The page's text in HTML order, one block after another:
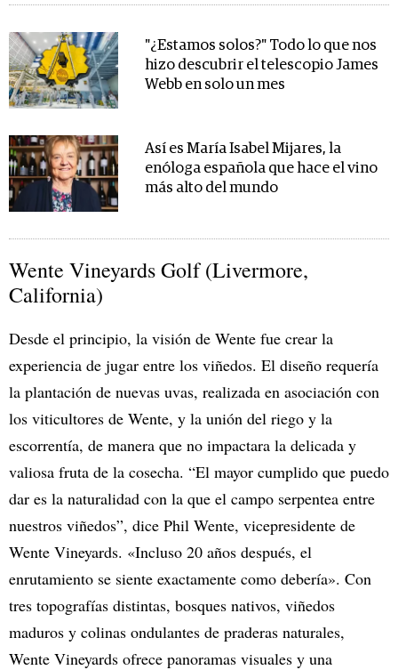
"¿Estamos solos?" Todo lo que nos
hizo descubrir el telescopio James
Webb en solo un mes
Así es María Isabel Mijares, la
enóloga española que hace el vino
más alto del mundo
Wente Vineyards Golf (Livermore,
California)
Desde el principio, la visión de Wente fue crear la
experiencia de jugar entre los viñedos. El diseño requería
la plantación de nuevas uvas, realizada en asociación con
los viticultores de Wente, y la unión del riego y la
escorrentía, de manera que no impactara la delicada y
valiosa fruta de la cosecha. “El mayor cumplido que puedo
dar es la naturalidad con la que el campo serpentea entre
nuestros viñedos”, dice Phil Wente, vicepresidente de
Wente Vineyards. «Incluso 20 años después, el
enrutamiento se siente exactamente como debería». Con
tres topografías distintas, bosques nativos, viñedos
maduros y colinas ondulantes de praderas naturales,
Wente Vineyards ofrece panoramas visuales y una